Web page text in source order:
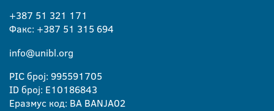
+387 51 321 171
Факс: +387 51 315 694
info@unibl.org
PIC број: 995591705
ID број: E10186843
Еразмус код: BA BANJA02